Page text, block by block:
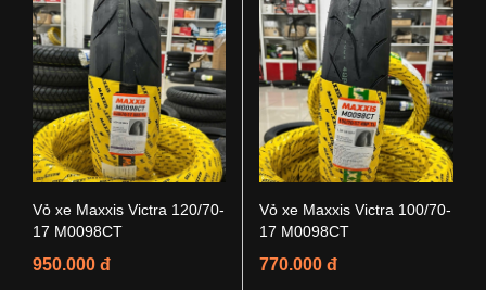
Vỏ xe Maxxis Victra 120/70-
17 M0098CT
950.000 đ
Vỏ xe Maxxis Victra 100/70-
17 M0098CT
770.000 đ